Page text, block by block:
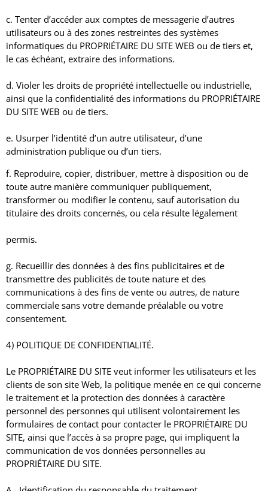
c. Tenter d’accéder aux comptes de messagerie d’autres
utilisateurs ou à des zones restreintes des systèmes
informatiques du PROPRIÉTAIRE DU SITE WEB ou de tiers et,
le cas échéant, extraire des informations.
d. Violer les droits de propriété intellectuelle ou industrielle,
ainsi que la confidentialité des informations du PROPRIÉTAIRE
DU SITE WEB ou de tiers.
e. Usurper l’identité d’un autre utilisateur, d’une
administration publique ou d’un tiers.
f. Reproduire, copier, distribuer, mettre à disposition ou de
toute autre manière communiquer publiquement,
transformer ou modifier le contenu, sauf autorisation du
titulaire des droits concernés, ou cela résulte légalement
permis.
g. Recueillir des données à des fins publicitaires et de
transmettre des publicités de toute nature et des
communications à des fins de vente ou autres, de nature
commerciale sans votre demande préalable ou votre
consentement.
4) POLITIQUE DE CONFIDENTIALITÉ.
Le PROPRIÉTAIRE DU SITE veut informer les utilisateurs et les
clients de son site Web, la politique menée en ce qui concerne
le traitement et la protection des données à caractère
personnel des personnes qui utilisent volontairement les
formulaires de contact pour contacter le PROPRIÉTAIRE DU
SITE, ainsi que l’accès à sa propre page, qui impliquent la
communication de vos données personnelles au
PROPRIÉTAIRE DU SITE.